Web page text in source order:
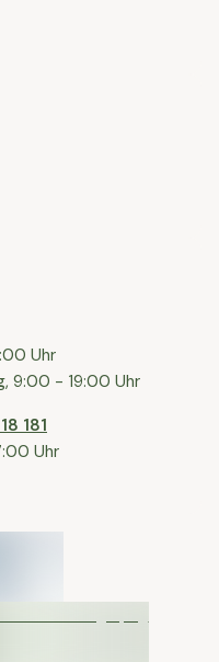
Uhr
9:00 - 19:00 Uhr
181
Uhr